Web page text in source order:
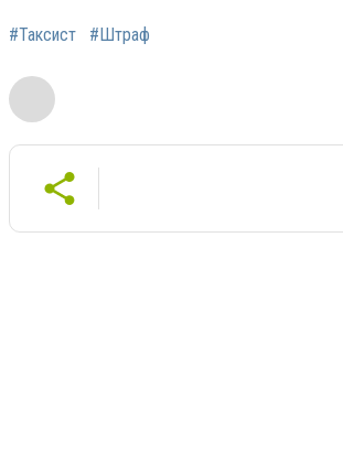
#Таксист #Штраф